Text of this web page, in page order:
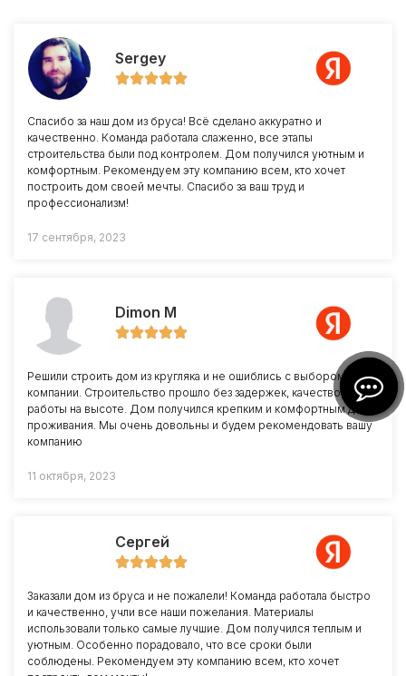
Sergey
Спасибо за наш дом из бруса! Всё сделано аккуратно и
качественно. Команда работала слаженно, все этапы
строительства были под контролем. Дом получился уютным и
комфортным. Рекомендуем эту компанию всем, кто хочет
построить дом своей мечты. Спасибо за ваш труд и
профессионализм!
17 сентября, 2023
Dimon M
Решили строить дом из кругляка и не ошиблись с выбором
компании. Строительство прошло без задержек, качество
работы на высоте. Дом получился крепким и комфортным для
проживания. Мы очень довольны и будем рекомендовать вашу
компанию
11 октября, 2023
Сергей
Заказали дом из бруса и не пожалели! Команда работала быстро
и качественно, учли все наши пожелания. Материалы
использовали только самые лучшие. Дом получился теплым и
уютным. Особенно порадовало, что все сроки были
соблюдены. Рекомендуем эту компанию всем, кто хочет